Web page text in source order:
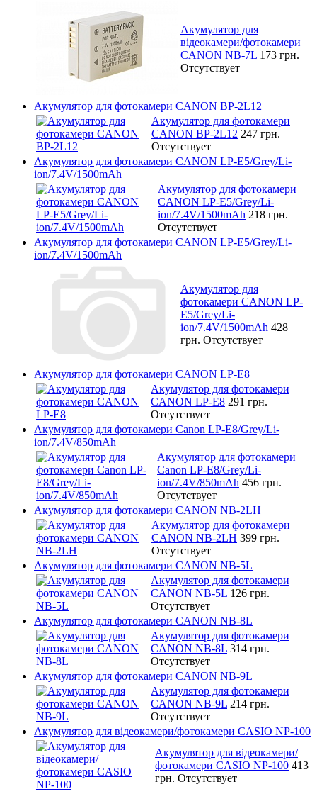
Акумулятор для
відеокамери/фотокамери
CANON NB-7L 173 грн.
Отсутствует
Акумулятор для фотокамери CANON BP-2L12
Акумулятор для фотокамери
CANON BP-2L12 247 грн.
Отсутствует
Акумулятор для фотокамери CANON LP-E5/Grey/Li-
ion/7.4V/1500mAh
Акумулятор для фотокамери
CANON LP-E5/Grey/Li-
ion/7.4V/1500mAh 218 грн.
Отсутствует
Акумулятор для фотокамери CANON LP-E5/Grey/Li-
ion/7.4V/1500mAh
Акумулятор для
фотокамери CANON LP-
E5/Grey/Li-
ion/7.4V/1500mAh 428
грн. Отсутствует
Акумулятор для фотокамери CANON LP-E8
Акумулятор для фотокамери
CANON LP-E8 291 грн.
Отсутствует
Акумулятор для фотокамери Canon LP-E8/Grey/Li-
ion/7.4V/850mAh
Акумулятор для фотокамери
Canon LP-E8/Grey/Li-
ion/7.4V/850mAh 456 грн.
Отсутствует
Акумулятор для фотокамери CANON NB-2LH
Акумулятор для фотокамери
CANON NB-2LH 399 грн.
Отсутствует
Акумулятор для фотокамери CANON NB-5L
Акумулятор для фотокамери
CANON NB-5L 126 грн.
Отсутствует
Акумулятор для фотокамери CANON NB-8L
Акумулятор для фотокамери
CANON NB-8L 314 грн.
Отсутствует
Акумулятор для фотокамери CANON NB-9L
Акумулятор для фотокамери
CANON NB-9L 214 грн.
Отсутствует
Акумулятор для відеокамери/фотокамери CASIO NP-100
Акумулятор для відеокамери/
фотокамери CASIO NP-100 413
грн. Отсутствует